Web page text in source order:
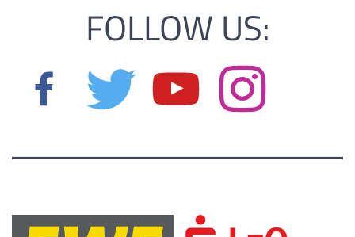
FOLLOW US: